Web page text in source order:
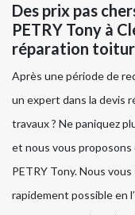
Des prix pas
PETRY Tony à
réparation
Après une période de
un expert dans la devis
travaux ? Ne paniquez
et nous vous proposons
PETRY Tony. Nous
rapidement possible en